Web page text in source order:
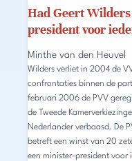
Had Geert
president voor
Minthe van den Heuvel
Wilders verliet in 2004 de
confrontaties binnen de
februari 2006 de PVV
de Tweede
Nederlander verbaasd. De
betreft een winst van 20
een minister-president voor